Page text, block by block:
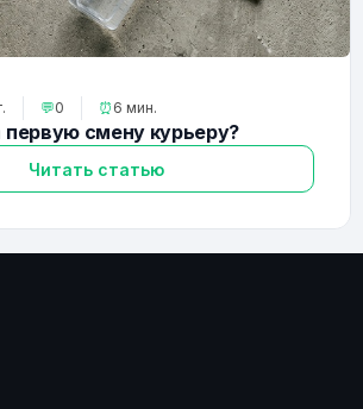
💬0 ⏰ 6 мин.
первую смену курьеру?
Читать статью